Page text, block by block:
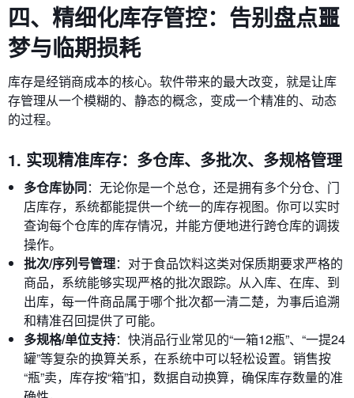
四、精细化库存管控：告别盘点噩
梦与临期损耗
库存是经销商成本的核心。软件带来的最大改变，就是让库
存管理从一个模糊的、静态的概念，变成一个精准的、动态
的过程。
1. 实现精准库存：多仓库、多批次、多规格管理
多仓库协同：无论你是一个总仓，还是拥有多个分仓、门
店库存，系统都能提供一个统一的库存视图。你可以实时
查询每个仓库的库存情况，并能方便地进行跨仓库的调拨
操作。
批次/序列号管理：对于食品饮料这类对保质期要求严格的
商品，系统能够实现严格的批次跟踪。从入库、在库、到
出库，每一件商品属于哪个批次都一清二楚，为事后追溯
和精准召回提供了可能。
多规格/单位支持：快消品行业常见的“一箱12瓶”、“一提24
罐”等复杂的换算关系，在系统中可以轻松设置。销售按
“瓶”卖，库存按“箱”扣，数据自动换算，确保库存数量的准